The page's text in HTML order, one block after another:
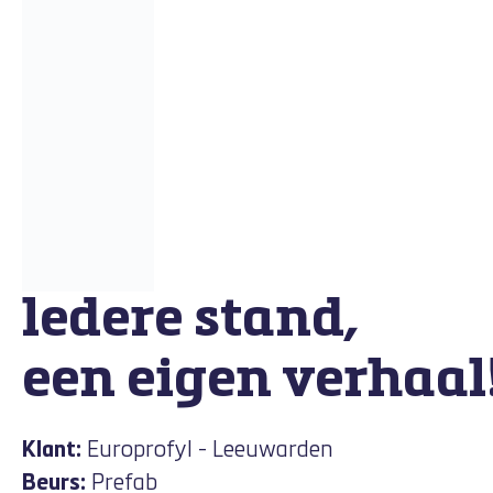
ledere stand,
een eigen
Klant: Europrofyl - Leeuwarden
Beurs: Prefab